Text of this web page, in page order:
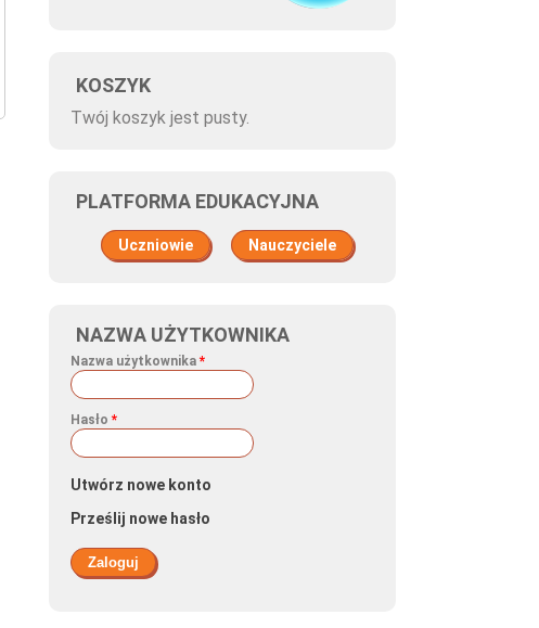
KOSZYK
Twój koszyk jest pusty.
PLATFORMA EDUKACYJNA
Uczniowie Nauczyciele
NAZWA UŻYTKOWNIKA
Nazwa użytkownika *
Hasło *
Utwórz nowe konto
Prześlij nowe hasło